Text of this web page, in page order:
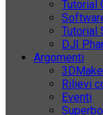
Tutorial
Tutorial
DJI
Argomenti
Rilievi
Eventi